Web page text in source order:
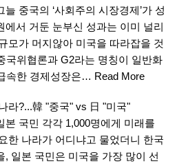
늘 중국의 ‘사회주의 시장경제’가 성
에서 거둔 눈부신 성과는 이미 널리
모가 머지않아 미국을 따라잡을 것
국위협론과 G2라는 명칭이 일반화
속한 경제성장은… Read More
라?...韓 "중국" vs 日 "미국"
본 국민 각각 1,000명에게 미래를
한 나라가 어디냐고 물었더니 한국
, 일본 국민은 미국을 가장 많이 선